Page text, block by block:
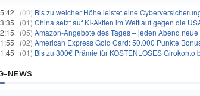
| (00) Bis zu welcher Höhe leistet eine
| (01) China setzt auf KI-Aktien im Wettlauf gegen die
| (05) Amazon-Angebote des Tages – jeden Abend
| (02) American Express Gold Card: 50.000 Punkte
| (01) Bis zu 300€ Prämie für KOSTENLOSES Girokonto bei
NEWS